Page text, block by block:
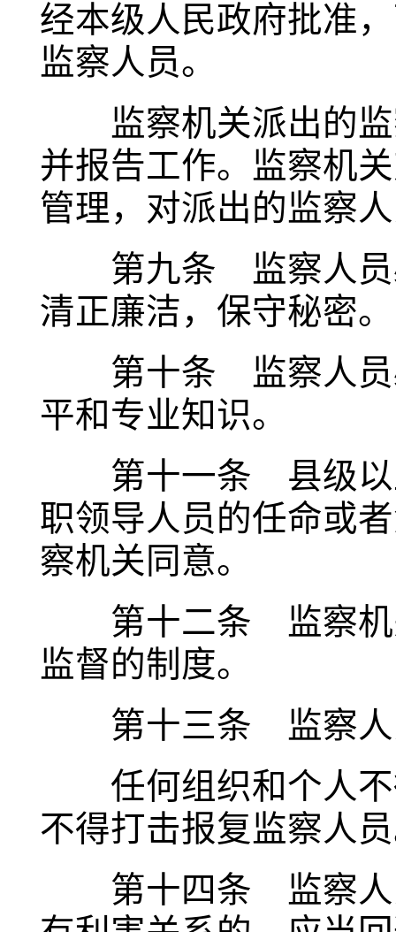
经本级人民政府批准
监察人员。
监察机关派出的监
并报告工作。监察机
管理，对派出的监察
第九条 监察人员必
清正廉洁，保守秘密。
第十条 监察人员必
平和专业知识。
第十一条 县级以上
职领导人员的任命或
察机关同意。
第十二条 监察机关
监督的制度。
第十三条 监察人
任何组织和个人不
不得打击报复监察人
第十四条 监察人员